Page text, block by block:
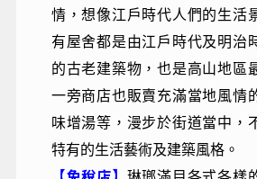
情，想像江戶時代人們的生活
有屋舍都是由江戶時代及明治
的古老建築物，也是高山地區
一旁商店也販賣充滿當地風情
味增湯等，漫步於街道當中，
特有的生活藝術及建築風格。